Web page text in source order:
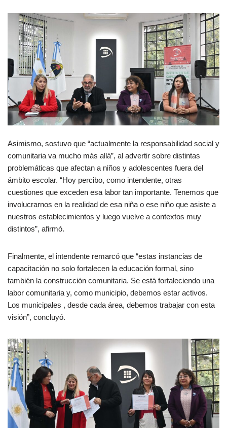
Asimismo, sostuvo que “actualmente la responsabilidad social y
comunitaria va mucho más allá”, al advertir sobre distintas
problemáticas que afectan a niños y adolescentes fuera del
ámbito escolar. “Hoy percibo, como intendente, otras
cuestiones que exceden esa labor tan importante. Tenemos que
involucrarnos en la realidad de esa niña o ese niño que asiste a
nuestros establecimientos y luego vuelve a contextos muy
distintos”, afirmó.
Finalmente, el intendente remarcó que “estas instancias de
capacitación no solo fortalecen la educación formal, sino
también la construcción comunitaria. Se está fortaleciendo una
labor comunitaria y, como municipio, debemos estar activos.
Los municipales , desde cada área, debemos trabajar con esta
visión”, concluyó.